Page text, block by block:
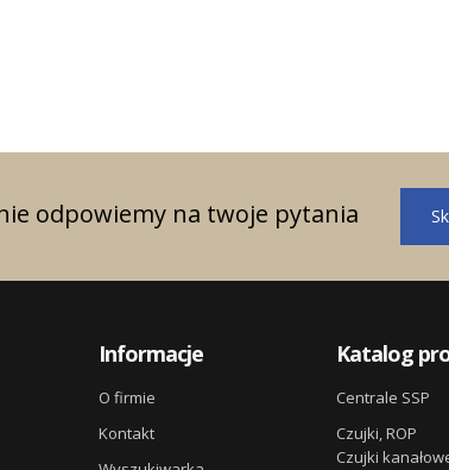
odpowiemy na twoje pytania
Informacje
O firmie
Kontakt
Katalog
Centrale SSP
Czujki, ROP
Czujki